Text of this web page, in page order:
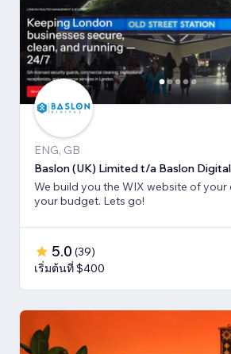
ENG, GB
Baslon (UK) Limited t/a Baslon Digital
We build you the WIX website of your
your budget. Lets go!
5.0 (39)
เริ่มต้นที่ $400